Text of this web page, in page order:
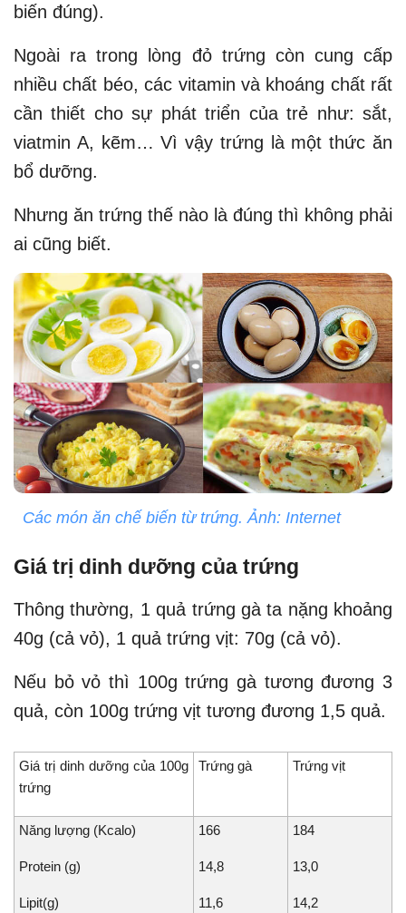
biến đúng).
Ngoài ra trong lòng đỏ trứng còn cung cấp
nhiều chất béo, các vitamin và khoáng chất rất
cần thiết cho sự phát triển của trẻ như: sắt,
viatmin A, kẽm… Vì vậy trứng là một thức ăn
bổ dưỡng.
Nhưng ăn trứng thế nào là đúng thì không phải
ai cũng biết.
Các món ăn chế biến từ trứng. Ảnh: Internet
Giá trị dinh dưỡng của trứng
Thông thường, 1 quả trứng gà ta nặng khoảng
40g (cả vỏ), 1 quả trứng vịt: 70g (cả vỏ).
Nếu bỏ vỏ thì 100g trứng gà tương đương 3
quả, còn 100g trứng vịt tương đương 1,5 quả.
Giá trị dinh dưỡng của 100g
trứng
Trứng gà Trứng vịt
Năng lượng (Kcalo)
Protein (g)
Lipit(g)
166
14,8
11,6
184
13,0
14,2